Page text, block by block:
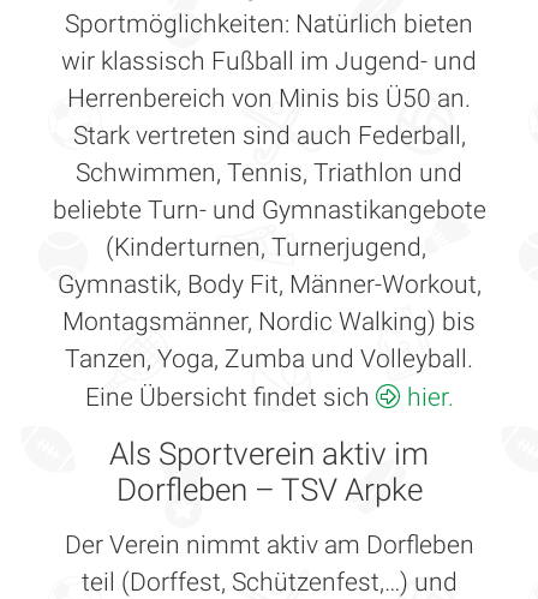
Sportmöglichkeiten: Natürlich bieten
wir klassisch Fußball im Jugend- und
Herrenbereich von Minis bis Ü50 an.
Stark vertreten sind auch Federball,
Schwimmen, Tennis, Triathlon und
beliebte Turn- und Gymnastikangebote
(Kinderturnen, Turnerjugend,
Gymnastik, Body Fit, Männer-Workout,
Montagsmänner, Nordic Walking) bis
Tanzen, Yoga, Zumba und Volleyball.
Eine Übersicht findet sich
hier.
Als Sportverein aktiv im
Dorfleben – TSV Arpke
Der Verein nimmt aktiv am Dorfleben
teil (Dorffest, Schützenfest,…) und